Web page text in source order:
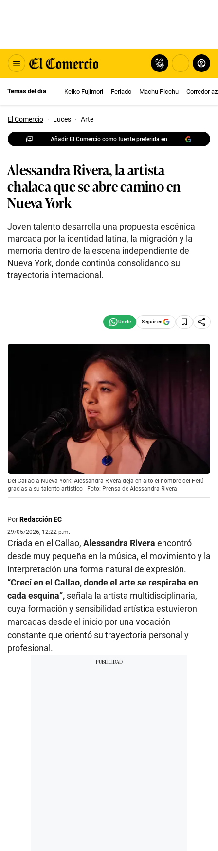
Temas del día Keiko Fujimori Feriado Machu Picchu Corredor
El Comercio · Luces · Arte
Añadir El Comercio como fuente preferida en
Alessandra Rivera, la artista
chalaca que se abre camino en
Nueva York
Joven talento desarrolla una propuesta escénica
marcada por la identidad latina, la migración y la
memoria dentro de la escena independiente de
Nueva York, donde continúa consolidando su
trayectoria internacional.
Seguir en
Del Callao a Nueva York: Alessandra Rivera deja en alto el nombre del Perú
gracias a su talento artístico | Foto: Prensa de Alessandra Rivera
PorRedacción EC
29/05/2026, 12:22 p.m.
Criada en el Callao, Alessandra Rivera encontró
desde muy pequeña en la música, el movimiento y la
interpretación una forma natural de expresión.
“Crecí en el Callao, donde el arte se respiraba en
cada esquina”, señala la artista multidisciplinaria,
cuya formación y sensibilidad artística estuvieron
marcadas desde el inicio por una vocación
constante que orientó su trayectoria personal y
profesional.